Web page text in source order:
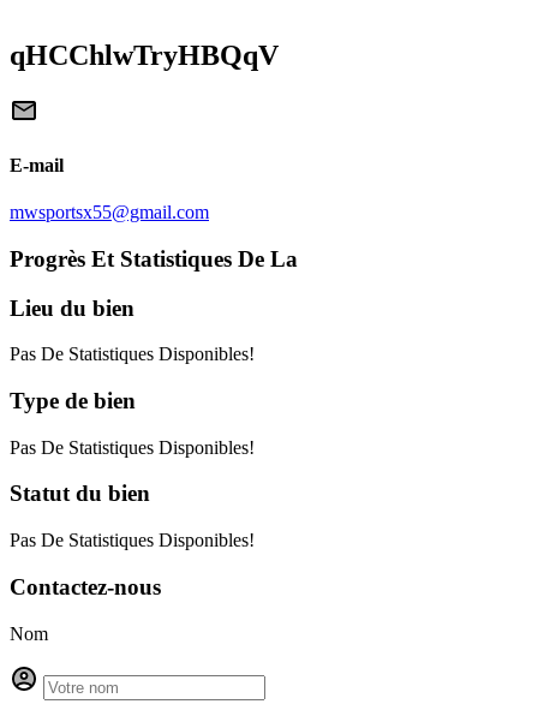
qHCChlwTryHBQqV
E-mail
mwsportsx55@gmail.com
Progrès Et Statistiques De La
Lieu du bien
Pas De Statistiques Disponibles!
Type de bien
Pas De Statistiques Disponibles!
Statutdu bien
Pas De Statistiques Disponibles!
Contactez-nous
Nom